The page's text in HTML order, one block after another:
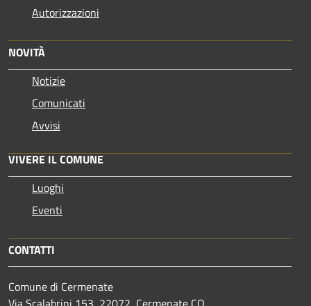
Autorizzazioni
NOVITÀ
Notizie
Comunicati
Avvisi
VIVERE IL COMUNE
Luoghi
Eventi
CONTATTI
Comune di Cermenate